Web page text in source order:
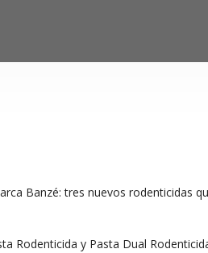
Banzé: tres nuevos rodenticidas
Rodenticida y Pasta Dual